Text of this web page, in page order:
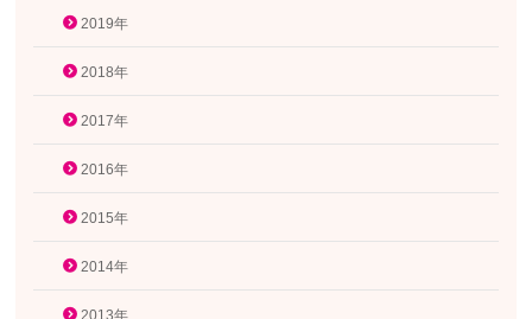
2019年
2018年
2017年
2016年
2015年
2014年
2013年